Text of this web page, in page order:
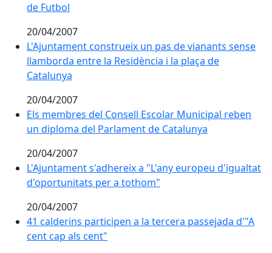
de Futbol
20/04/2007
L'Ajuntament construeix un pas de vianants sense
llamborda entre la Residència i la plaça de
Catalunya
20/04/2007
Els membres del Consell Escolar Municipal reben
un diploma del Parlament de Catalunya
20/04/2007
L'Ajuntament s'adhereix a "L'any europeu d'igualtat
d'oportunitats per a tothom"
20/04/2007
41 calderins participen a la tercera passejada d'"A
cent cap als cent"